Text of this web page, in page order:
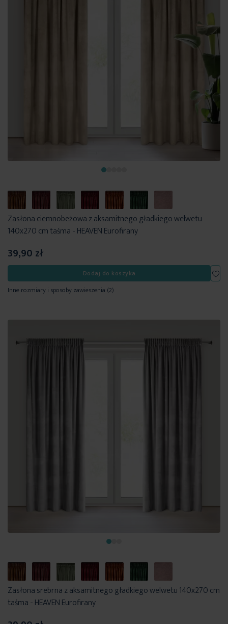
Zasłona ciemnobeżowa z aksamitnego gładkiego welwetu
140x270 cm taśma - HEAVEN Eurofirany
39,90 zł
Dodaj do koszyka
Inne rozmiary i sposoby zawieszenia (2)
Zasłona srebrna z aksamitnego gładkiego welwetu 140x270 cm
taśma - HEAVEN Eurofirany